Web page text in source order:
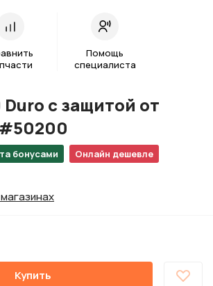
Помощь
специалиста
бонусами Онлайн дешевле
с защитой от
Купить